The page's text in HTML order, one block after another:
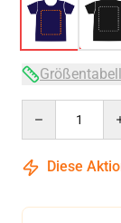
Diese